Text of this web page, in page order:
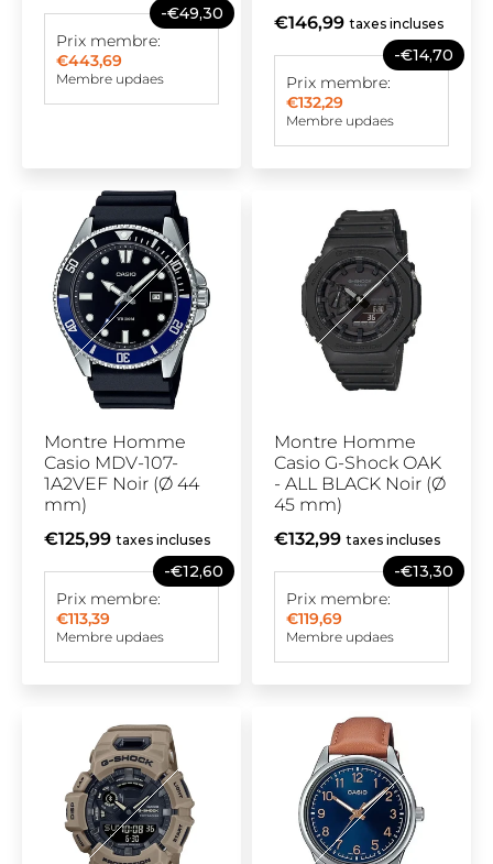
-€49,30
Prix membre:
€443,69
Membre updaes
€146,99 taxes incluses
-€14,70
Prix membre:
€132,29
Membre updaes
Montre Homme
Casio MDV-107-
1A2VEF Noir (Ø 44
mm)
€125,99 taxes incluses
-€12,60
Prix membre:
€113,39
Membre updaes
Montre Homme
Casio G-Shock OAK
- ALL BLACK Noir (Ø
45 mm)
€132,99 taxes incluses
-€13,30
Prix membre:
€119,69
Membre updaes